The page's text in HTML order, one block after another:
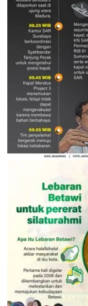
Evakuasi
Mutiara
3 Agustus 2026